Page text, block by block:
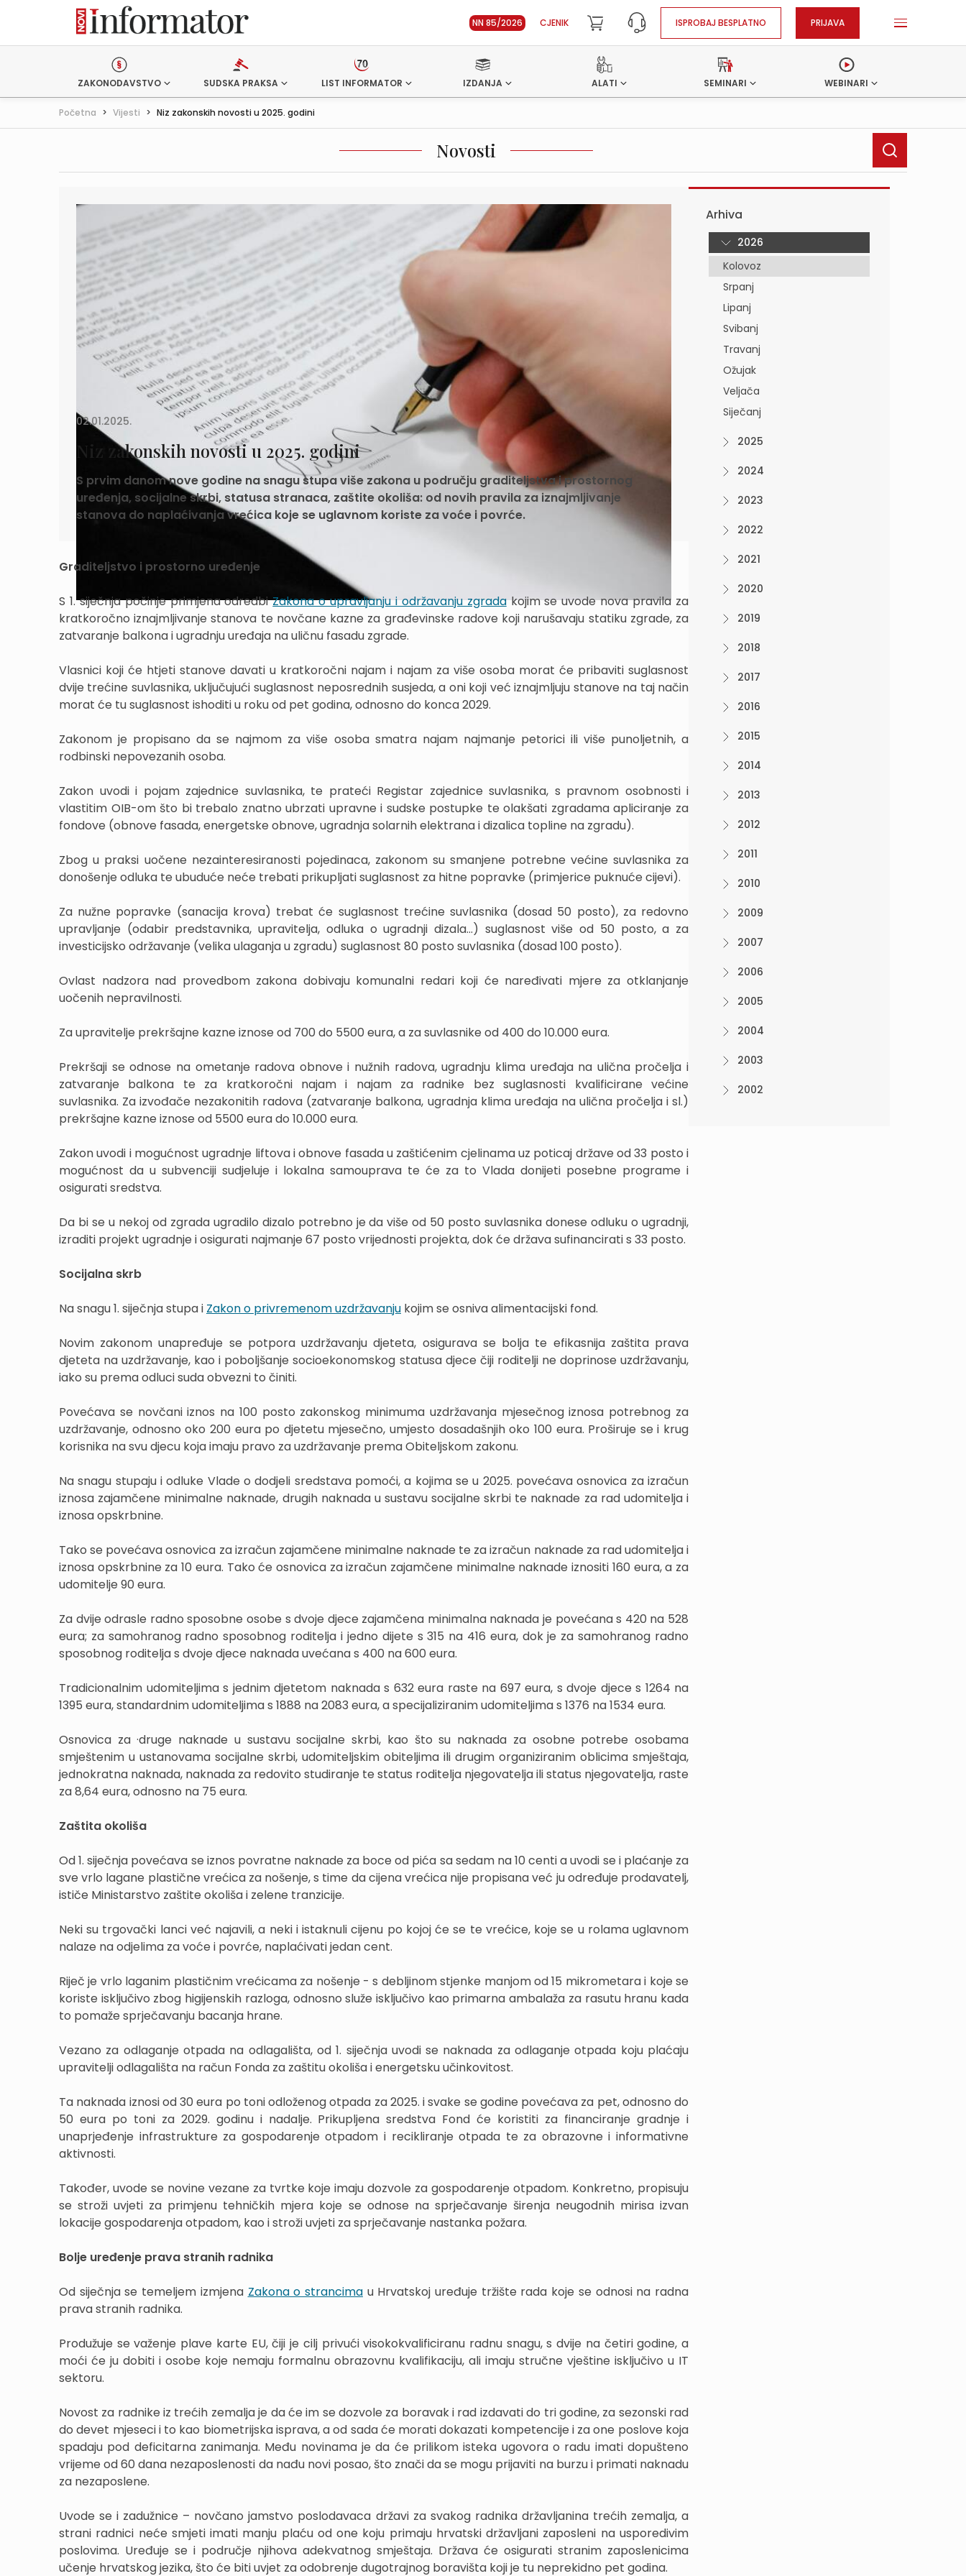
NN 85/2026 CJENIK ISPROBAJ BESPLATNO PRIJAVA
ZAKONODAVSTVO SUDSKA PRAKSA LIST INFORMATOR IZDANJA ALATI SEMINARI WEBINARI
Početna > Vijesti > Niz zakonskih novosti u 2025. godini
Novosti
02.01.2025.
Niz zakonskih novosti u 2025. godini
S prvim danom nove godine na snagu stupa više zakona u području graditeljstva i prostornog
uređenja, socijalne skrbi, statusa stranaca, zaštite okoliša: od novih pravila za iznajmljivanje
stanova do naplaćivanja vrećica koje se uglavnom koriste za voće i povrće.
Graditeljstvo i prostorno uređenje
S 1. siječnja počinje primjena odredbiZakona o upravljanju i održavanju zgradakojim se uvode nova pravila za
kratkoročno iznajmljivanje stanova te novčane kazne za građevinske radove koji narušavaju statiku zgrade, za
zatvaranje balkona i ugradnju uređaja na uličnu fasadu zgrade.
Vlasnici koji će htjeti stanove davati u kratkoročni najam i najam za više osoba morat će pribaviti suglasnost
dvije trećine suvlasnika, uključujući suglasnost neposrednih susjeda, a oni koji već iznajmljuju stanove na taj način
morat će tu suglasnost ishoditi u roku od pet godina, odnosno do konca 2029.
Zakonom je propisano da se najmom za više osoba smatra najam najmanje petorici ili više punoljetnih, a
rodbinski nepovezanih osoba.
Zakon uvodi i pojam zajednice suvlasnika, te prateći Registar zajednice suvlasnika, s pravnom osobnosti i
vlastitim OIB-om što bi trebalo znatno ubrzati upravne i sudske postupke te olakšati zgradama apliciranje za
fondove (obnove fasada, energetske obnove, ugradnja solarnih elektrana i dizalica topline na zgradu).
Zbog u praksi uočene nezainteresiranosti pojedinaca, zakonom su smanjene potrebne većine suvlasnika za
donošenje odluka te ubuduće neće trebati prikupljati suglasnost za hitne popravke (primjerice puknuće cijevi).
Za nužne popravke (sanacija krova) trebat će suglasnost trećine suvlasnika (dosad 50 posto), za redovno
upravljanje (odabir predstavnika, upravitelja, odluka o ugradnji dizala...) suglasnost više od 50 posto, a za
investicijsko održavanje (velika ulaganja u zgradu) suglasnost 80 posto suvlasnika (dosad 100 posto).
Ovlast nadzora nad provedbom zakona dobivaju komunalni redari koji će naređivati mjere za otklanjanje
uočenih nepravilnosti.
Za upravitelje prekršajne kazne iznose od 700 do 5500 eura, a za suvlasnike od 400 do 10.000 eura.
Prekršaji se odnose na ometanje radova obnove i nužnih radova, ugradnju klima uređaja na ulična pročelja i
zatvaranje balkona te za kratkoročni najam i najam za radnike bez suglasnosti kvalificirane većine
suvlasnika. Za izvođače nezakonitih radova (zatvaranje balkona, ugradnja klima uređaja na ulična pročelja i sl.)
prekršajne kazne iznose od 5500 eura do 10.000 eura.
Zakon uvodi i mogućnost ugradnje liftova i obnove fasada u zaštićenim cjelinama uz poticaj države od 33 posto i
mogućnost da u subvenciji sudjeluje i lokalna samouprava te će za to Vlada donijeti posebne programe i
osigurati sredstva.
Da bi se u nekoj od zgrada ugradilo dizalo potrebno je da više od 50 posto suvlasnika donese odluku o ugradnji,
izraditi projekt ugradnje i osigurati najmanje 67 posto vrijednosti projekta, dok će država sufinancirati s 33 posto.
Socijalna skrb
Na snagu 1. siječnja stupa i Zakon o privremenom uzdržavanju kojim se osniva alimentacijski fond.
Novim zakonom unapređuje se potpora uzdržavanju djeteta, osigurava se bolja te efikasnija zaštita prava
djeteta na uzdržavanje, kao i poboljšanje socioekonomskog statusa djece čiji roditelji ne doprinose uzdržavanju,
iako su prema odluci suda obvezni to činiti.
Povećava se novčani iznos na 100 posto zakonskog minimuma uzdržavanja mjesečnog iznosa potrebnog za
uzdržavanje, odnosno oko 200 eura po djetetu mjesečno, umjesto dosadašnjih oko 100 eura. Proširuje se i krug
korisnika na svu djecu koja imaju pravo za uzdržavanje prema Obiteljskom zakonu.
Na snagu stupaju i odluke Vlade o dodjeli sredstava pomoći, a kojima se u 2025. povećava osnovica za izračun
iznosa zajamčene minimalne naknade, drugih naknada u sustavu socijalne skrbi te naknade za rad udomitelja i
iznosa opskrbnine.
Tako se povećava osnovica za izračun zajamčene minimalne naknade te za izračun naknade za rad udomitelja i
iznosa opskrbnine za 10 eura. Tako će osnovica za izračun zajamčene minimalne naknade iznositi 160 eura, a za
udomitelje 90 eura.
Za dvije odrasle radno sposobne osobe s dvoje djece zajamčena minimalna naknada je povećana s 420 na 528
eura; za samohranog radno sposobnog roditelja i jedno dijete s 315 na 416 eura, dok je za samohranog radno
sposobnog roditelja s dvoje djece naknada uvećana s 400 na 600 eura.
Tradicionalnim udomiteljima s jednim djetetom naknada s 632 eura raste na 697 eura, s dvoje djece s 1264 na
1395 eura, standardnim udomiteljima s 1888 na 2083 eura, a specijaliziranim udomiteljima s 1376 na 1534 eura.
Osnovica za ·druge naknade u sustavu socijalne skrbi, kao što su naknada za osobne potrebe osobama
smještenim u ustanovama socijalne skrbi, udomiteljskim obiteljima ili drugim organiziranim oblicima smještaja,
jednokratna naknada, naknada za redovito studiranje te status roditelja njegovatelja ili status njegovatelja, raste
za 8,64 eura, odnosno na 75 eura.
Zaštita okoliša
Od 1. siječnja povećava se iznos povratne naknade za boce od pića sa sedam na 10 centi a uvodi se i plaćanje za
sve vrlo lagane plastične vrećica za nošenje, s time da cijena vrećica nije propisana već ju određuje prodavatelj,
ističe Ministarstvo zaštite okoliša i zelene tranzicije.
Neki su trgovački lanci već najavili, a neki i istaknuli cijenu po kojoj će se te vrećice, koje se u rolama uglavnom
nalaze na odjelima za voće i povrće, naplaćivati jedan cent.
Riječ je vrlo laganim plastičnim vrećicama za nošenje - s debljinom stjenke manjom od 15 mikrometara i koje se
koriste isključivo zbog higijenskih razloga, odnosno služe isključivo kao primarna ambalaža za rasutu hranu kada
to pomaže sprječavanju bacanja hrane.
Vezano za odlaganje otpada na odlagališta, od 1. siječnja uvodi se naknada za odlaganje otpada koju plaćaju
upravitelji odlagališta na račun Fonda za zaštitu okoliša i energetsku učinkovitost.
Ta naknada iznosi od 30 eura po toni odloženog otpada za 2025. i svake se godine povećava za pet, odnosno do
50 eura po toni za 2029. godinu i nadalje. Prikupljena sredstva Fond će koristiti za financiranje gradnje i
unaprjeđenje infrastrukture za gospodarenje otpadom i recikliranje otpada te za obrazovne i informativne
aktivnosti.
Također, uvode se novine vezane za tvrtke koje imaju dozvole za gospodarenje otpadom. Konkretno, propisuju
se stroži uvjeti za primjenu tehničkih mjera koje se odnose na sprječavanje širenja neugodnih mirisa izvan
lokacije gospodarenja otpadom, kao i stroži uvjeti za sprječavanje nastanka požara.
Bolje uređenje prava stranih radnika
Od siječnja se temeljem izmjena Zakona o strancimau Hrvatskoj uređuje tržište rada koje se odnosi na radna
prava stranih radnika.
Produžuje se važenje plave karte EU, čiji je cilj privući visokokvalificiranu radnu snagu, s dvije na četiri godine, a
moći će ju dobiti i osobe koje nemaju formalnu obrazovnu kvalifikaciju, ali imaju stručne vještine isključivo u IT
sektoru.
Novost za radnike iz trećih zemalja je da će im se dozvole za boravak i rad izdavati do tri godine, za sezonski rad
do devet mjeseci i to kao biometrijska isprava, a od sada će morati dokazati kompetencije i za one poslove koja
spadaju pod deficitarna zanimanja. Među novinama je da će prilikom isteka ugovora o radu imati dopušteno
vrijeme od 60 dana nezaposlenosti da nađu novi posao, što znači da se mogu prijaviti na burzu i primati naknadu
za nezaposlene.
Uvode se i zadužnice – novčano jamstvo poslodavaca državi za svakog radnika državljanina trećih zemalja, a
strani radnici neće smjeti imati manju plaću od one koju primaju hrvatski državljani zaposleni na usporedivim
poslovima. Uređuje se i područje njihova adekvatnog smještaja. Država će osigurati stranim zaposlenicima
učenje hrvatskog jezika, što će biti uvjet za odobrenje dugotrajnog boravišta koji je tu neprekidno pet godina.
Arhiva
2026
Kolovoz
Srpanj
Lipanj
Svibanj
Travanj
Ožujak
Veljača
Siječanj
2025
2024
2023
2022
2021
2020
2019
2018
2017
2016
2015
2014
2013
2012
2011
2010
2009
2007
2006
2005
2004
2003
2002